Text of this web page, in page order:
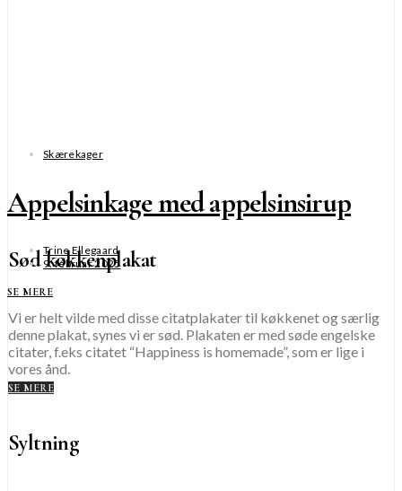
Sød køkkenplakat
Vi er helt vilde med disse citatplakater til køkkenet og særlig
denne plakat, synes vi er sød. Plakaten er med søde engelske
citater, f.eks citatet “Happiness is homemade”, som er lige i
vores ånd.
SE MERE
Syltning
Skærekager
Appelsinkage med appelsinsirup
Trine Ellegaard
9. februar 2025
SE MERE